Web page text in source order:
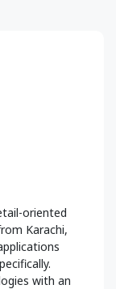
oriented
Karachi,
with an